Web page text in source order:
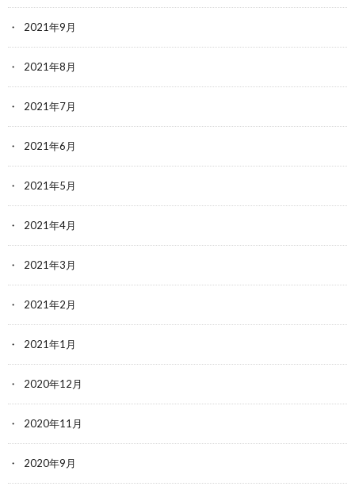
2021年9月
2021年8月
2021年7月
2021年6月
2021年5月
2021年4月
2021年3月
2021年2月
2021年1月
2020年12月
2020年11月
2020年9月